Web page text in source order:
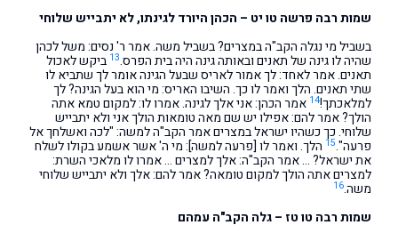
שמות רבה פרשה טו יט – הכהן היורד לגינתו, לא יתבייש שלוחי
בשביל מי נגלה הקב"ה במצרים? בשביל משה. אמר ר' נסים: משל לכהן
שהיה לו גינה של תאנים ובאותה גינה היה בית הפרס.13 ביקש לאכול
תאנים. אמר לאחד: לך אמור לאריס שבעל הגינה אומר לך שתביא לו
שתי תאנים. הלך ואמר לו כך. השיבו האריס: מי הוא בעל הגינה? לך
למלאכתך!14 אמר הכהן: אני אלך לגינה. אמרו לו: למקום טמא אתה
הולך? אמר להם: אפילו יש שם מאה טומאות הולך אני ולא יתבייש
שלוחי. כך כשהיו ישראל במצרים אמר הקב"ה למשה: "לכה ואשלחך אל
פרעה".15 הלך. ואמר לו [פרעה למשה]: מי ה' אשר אשמע בקולו לשלח
את ישראל? … אמר הקב"ה: אלך למצרים … אמרו לו מלאכי השרת:
למצרים אתה הולך למקום טומאה? אמר להם: אלך ולא יתבייש שלוחי
משה.16
שמות רבה טו טז – גלה הקב"ה עמהם